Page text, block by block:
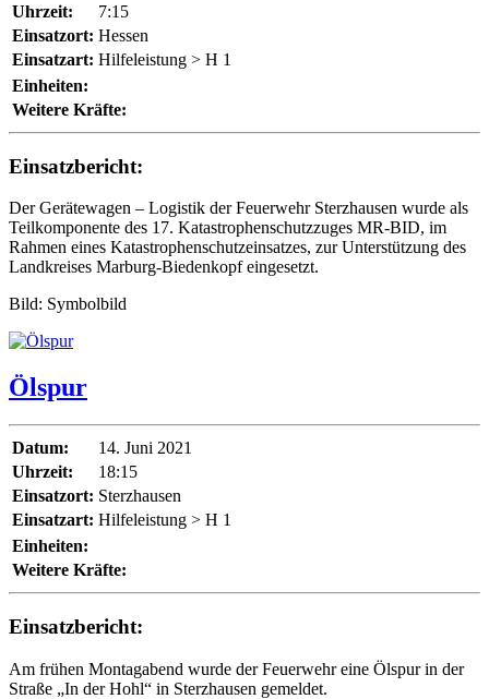
Uhrzeit:
7:15
Einsatzort: Hessen
Einsatzart: Hilfeleistung > H 1
Einheiten:
Weitere Kräfte:
Einsatzbericht:
Der Gerätewagen – Logistik der Feuerwehr Sterzhausen wurde als
Teilkomponente des 17. Katastrophenschutzzuges MR-BID, im
Rahmen eines Katastrophenschutzeinsatzes, zur Unterstützung des
Landkreises Marburg-Biedenkopf eingesetzt.
Bild: Symbolbild
Ölspur
Datum:
14. Juni 2021
Uhrzeit:
18:15
Einsatzort: Sterzhausen
Einsatzart: Hilfeleistung > H 1
Einheiten:
Weitere Kräfte:
Einsatzbericht:
Am frühen Montagabend wurde der Feuerwehr eine Ölspur in der
Straße „In der Hohl“ in Sterzhausen gemeldet.